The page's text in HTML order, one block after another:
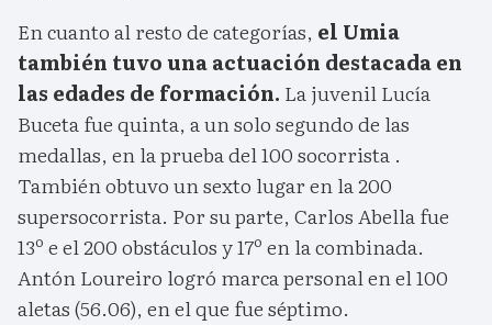
En cuanto al resto de categorías, el Umia
también tuvo una actuación destacada en
las edades de formación. La juvenil Lucía
Buceta fue quinta, a un solo segundo de las
medallas, en la prueba del 100 socorrista .
También obtuvo un sexto lugar en la 200
supersocorrista. Por su parte, Carlos Abella fue
13º e el 200 obstáculos y 17º en la combinada.
Antón Loureiro logró marca personal en el 100
aletas (56.06), en el que fue séptimo.